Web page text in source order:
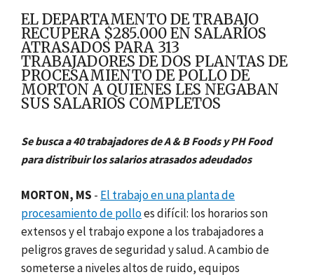
EL DEPARTAMENTO DE TRABAJO
RECUPERA $285.000 EN SALARIOS
ATRASADOS PARA 313
TRABAJADORES DE DOS PLANTAS DE
PROCESAMIENTO DE POLLO DE
MORTON A QUIENES LES NEGABAN
SUS SALARIOS COMPLETOS
Se busca a 40 trabajadores de A & B Foods y PH Food
para distribuir los salarios atrasados adeudados
MORTON, MS - El trabajo en una planta de
procesamiento de polloes difícil: los horarios son
extensos y el trabajo expone a los trabajadores a
peligros graves de seguridad y salud. A cambio de
someterse a niveles altos de ruido, equipos